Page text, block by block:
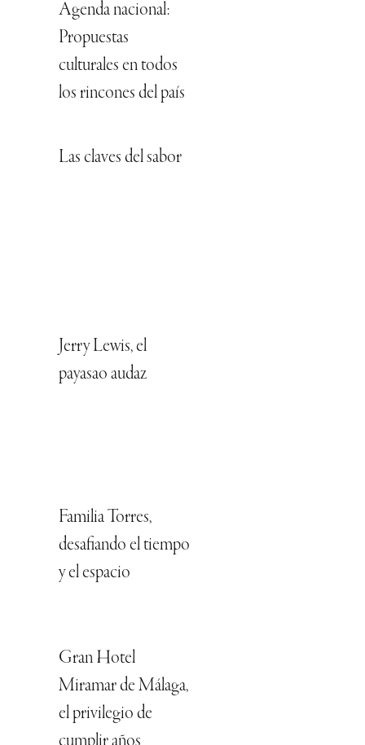
Agenda nacional:
Propuestas
culturales en todos
los rincones del país
Las claves del sabor
Jerry Lewis, el
payasao audaz
Familia Torres,
desafiando el tiempo
y el espacio
Gran Hotel
Miramar de Málaga,
el privilegio de